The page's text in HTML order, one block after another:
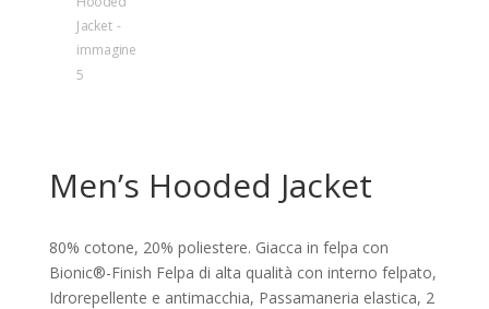
Men’s Hooded Jacket
80% cotone, 20% poliestere. Giacca in felpa con
Bionic®-Finish Felpa di alta qualità con interno felpato,
Idrorepellente e antimacchia, Passamaneria elastica, 2